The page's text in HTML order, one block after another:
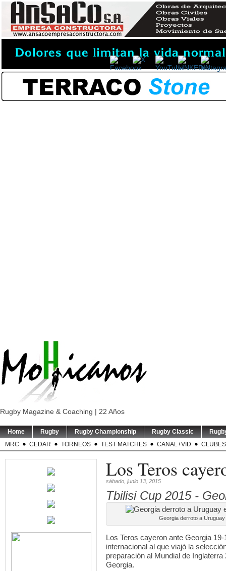
Rugby Magazine & Coaching | 22 Años
Home Rugby Rugby Championship Rugby Classic
MRC
CEDAR TORNEOS TEST MATCHES CANAL+VID CLUBES
Los Teros
sábado, junio 13, 2015
Tbilisi Cup 2015 -
Georgia derroto a
Los Teros cayeron ante Georgia
internacional al que viajó la
preparación al Mundial de
Georgia.